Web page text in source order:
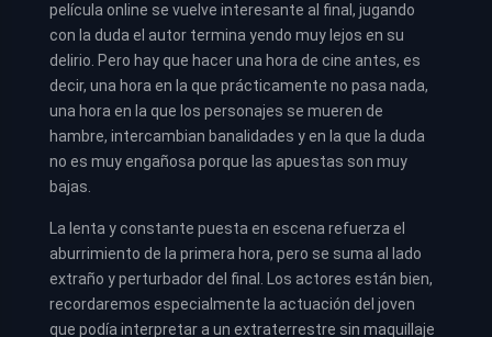
película online se vuelve interesante al final, jugando
con la duda el autor termina yendo muy lejos en su
delirio. Pero hay que hacer una hora de cine antes, es
decir, una hora en la que prácticamente no pasa nada,
una hora en la que los personajes se mueren de
hambre, intercambian banalidades y en la que la duda
no es muy engañosa porque las apuestas son muy
bajas.
La lenta y constante puesta en escena refuerza el
aburrimiento de la primera hora, pero se suma al lado
extraño y perturbador del final. Los actores están bien,
recordaremos especialmente la actuación del joven
que podía interpretar a un extraterrestre sin maquillaje